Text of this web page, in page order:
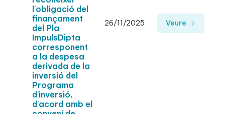
l'obligació del
finançament
del Pla
ImpulsDipta
corresponent
a la despesa
derivada de la
inversió del
Programa
d'inversió,
d'acord amb el
26/11/2025 Veure